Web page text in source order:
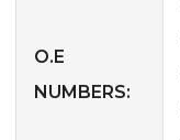
O.E
NUMBERS: